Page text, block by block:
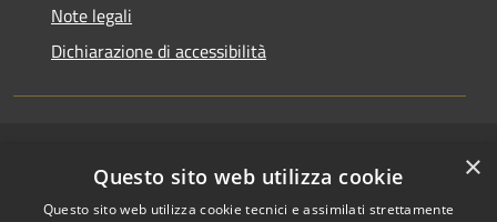
Note legali
Dichiarazione di accessibilità
Accessibilità
Privacy
Copyright © 2026 • Comune di
Riccione • Powered by
Municipium•Accesso
×
Questo sito web utilizza cookie
Questo sito web utilizza cookie tecnici e assimilati strettamente